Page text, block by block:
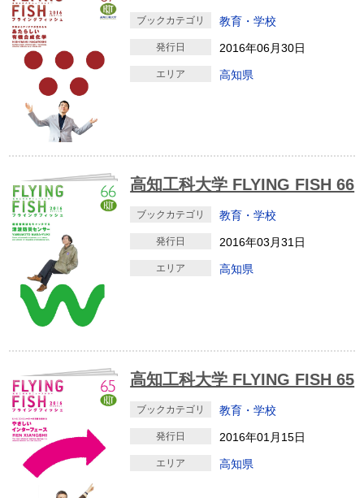
ブックカテゴリ 教育・学校
発行日 2016年06月30日
エリア 高知県
高知工科大学 FLYING FISH 66
ブックカテゴリ 教育・学校
発行日 2016年03月31日
エリア 高知県
高知工科大学 FLYING FISH 65
ブックカテゴリ 教育・学校
発行日 2016年01月15日
エリア 高知県